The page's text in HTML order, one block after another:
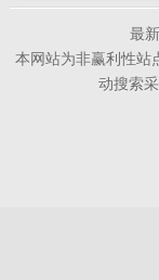
最
本网站为非赢利性站
动搜索